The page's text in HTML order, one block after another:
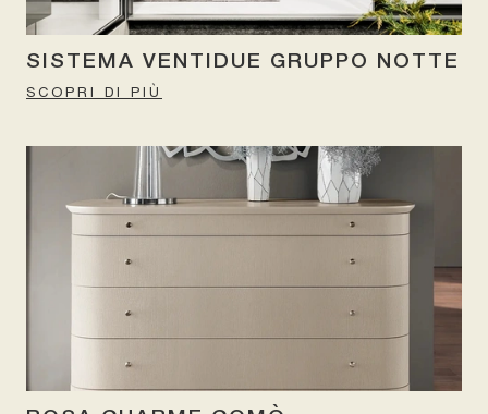
SISTEMA VENTIDUE GRUPPO NOTTE
SCOPRI DI PIÙ